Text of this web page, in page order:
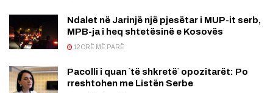
Ndalet në Jarinjë një pjesëtar i MUP-it serb,
MPB-ja i heq shtetësinë e Kosovës
12 ORË MË PARË
Pacolli i quan `të shkretë` opozitarët: Po
rreshtohen me Listën Serbe